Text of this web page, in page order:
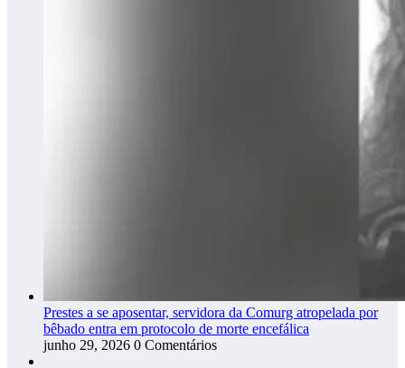
Prestes a se aposentar, servidora da Comurg atropelada por
bêbado entra em protocolo de morte encefálica
junho 29, 2026 0 Comentários